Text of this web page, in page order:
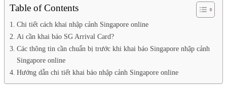
Table of Contents
Chi tiết cách khai nhập cảnh Singapore online
Ai cần khai báo SG Arrival Card?
Các thông tin cần chuẩn bị trước khi khai báo Singapore nhập cảnh
Singapore online
Hướng dẫn chi tiết khai báo nhập cảnh Singapore online